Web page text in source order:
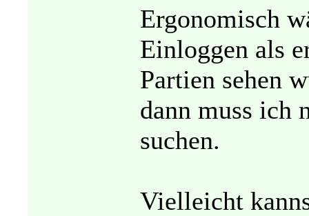
Ergonomisch
Einloggen als
Partien sehen
dann muss ich
suchen.
Vielleicht